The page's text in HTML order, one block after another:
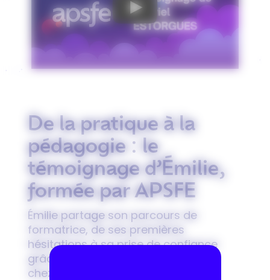
De la pratique à la
pédagogie : le
témoignage d’Émilie,
formée par APSFE
Émilie partage son parcours de
formatrice, de ses premières
hésitations à sa prise de confiance
grâce à la formation de formateur
chez l’APSFE.